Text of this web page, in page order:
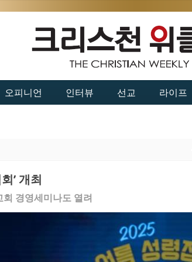
오피니언 인터뷰 선교 라이프
’ 개최
경영세미나도 열려